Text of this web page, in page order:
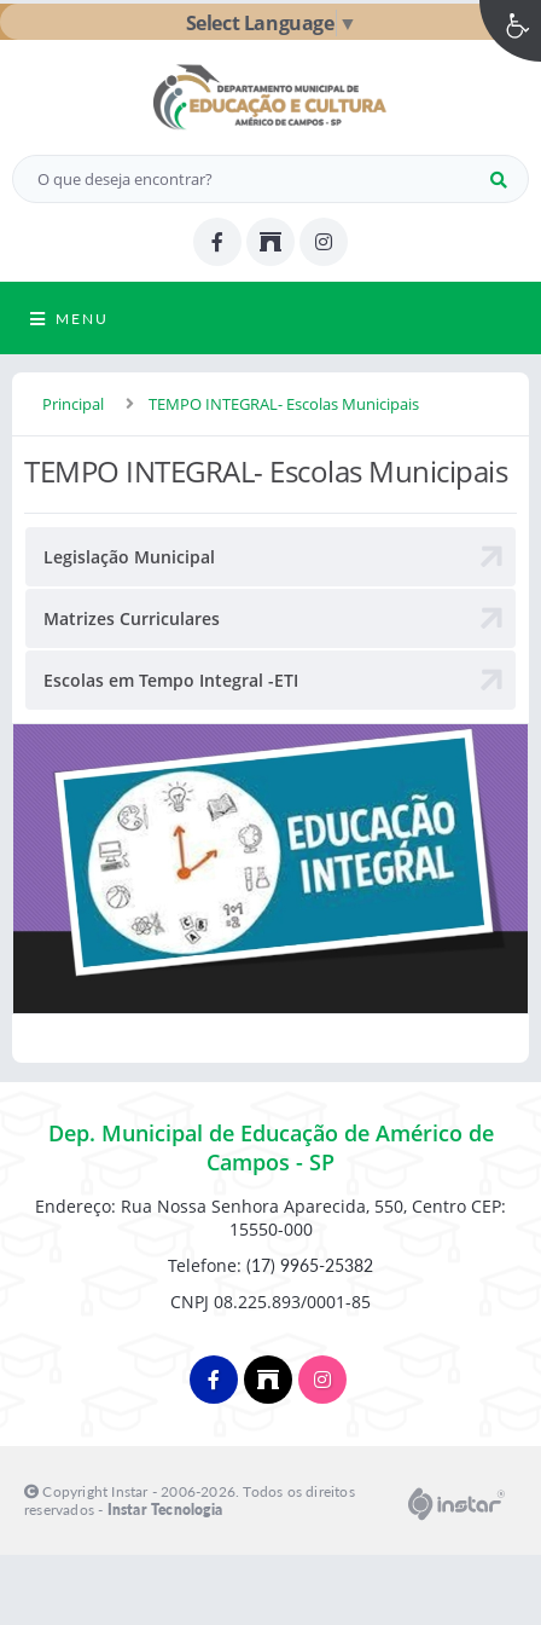
Select Language ▼
MENU
Principal TEMPO INTEGRAL- Escolas Municipais
TEMPO INTEGRAL- Escolas Municipais
Legislação Municipal
Matrizes Curriculares
Escolas em Tempo Integral -ETI
Dep. Municipal de Educação de Américo de
Campos - SP
Endereço: Rua Nossa Senhora Aparecida, 550, Centro CEP:
15550-000
Telefone: (17) 9965-25382
CNPJ 08.225.893/0001-85
Copyright Instar - 2006-2026. Todos os direitos
reservados - Instar Tecnologia